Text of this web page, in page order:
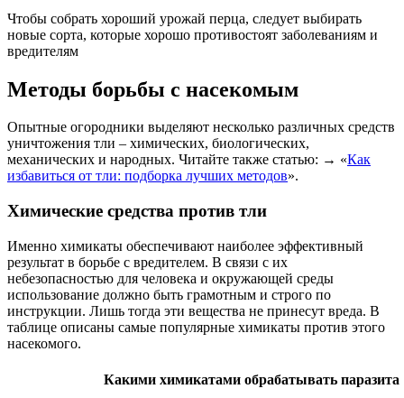
Чтобы собрать хороший урожай перца, следует выбирать
новые сорта, которые хорошо противостоят заболеваниям и
вредителям
Методы борьбы с насекомым
Опытные огородники выделяют несколько различных средств
уничтожения тли – химических, биологических,
механических и народных. Читайте также статью: → «Как
избавиться от тли: подборка лучших методов».
Химические средства против тли
Именно химикаты обеспечивают наиболее эффективный
результат в борьбе с вредителем. В связи с их
небезопасностью для человека и окружающей среды
использование должно быть грамотным и строго по
инструкции. Лишь тогда эти вещества не принесут вреда. В
таблице описаны самые популярные химикаты против этого
насекомого.
Какими химикатами обрабатывать паразита